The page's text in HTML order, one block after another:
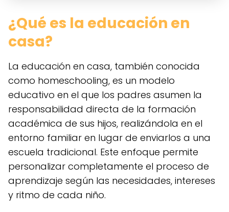
¿Qué es la educación en
casa?
La educación en casa, también conocida
como homeschooling, es un modelo
educativo en el que los padres asumen la
responsabilidad directa de la formación
académica de sus hijos, realizándola en el
entorno familiar en lugar de enviarlos a una
escuela tradicional. Este enfoque permite
personalizar completamente el proceso de
aprendizaje según las necesidades, intereses
y ritmo de cada niño.